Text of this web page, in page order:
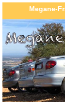
Megane-